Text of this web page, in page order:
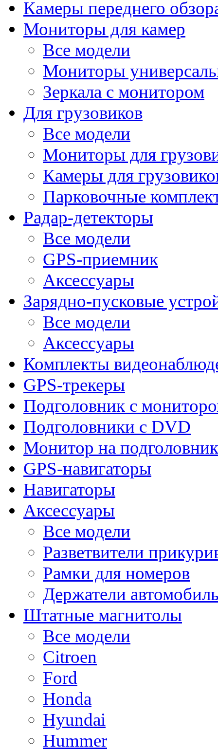
Камеры переднего
Мониторы для камер
Все модели
Мониторы
Зеркала с монитором
Для грузовиков
Все модели
Мониторы для
Камеры для
Парковочные
Радар-детекторы
Все модели
GPS-приемник
Аксессуары
Зарядно-пусковые
Все модели
Аксессуары
Комплекты
GPS-трекеры
Подголовник с
Подголовники с DVD
Монитор на подголовник
GPS-навигаторы
Навигаторы
Аксессуары
Все модели
Разветвители
Рамки для номеров
Держатели
Штатные магнитолы
Все модели
Citroen
Ford
Honda
Hyundai
Hummer